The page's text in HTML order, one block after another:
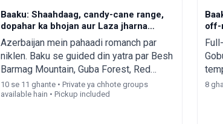
प्रक्रिया।
Baaku: Shaahdaag, candy-cane range,
dopahar ka bhojan aur Laza jharna
(optional)
Azerbaijan mein pahaadi romanch par
niklen. Baku se guided din yatra par Besh
Barmag Mountain, Guba Forest, Red
Village, Shahdag Resort aur Laza
Waterfall ki khoobsurti khojen.
10 se 11 ghante • Private ya chhote groups
available hain • Pickup included
off-
8